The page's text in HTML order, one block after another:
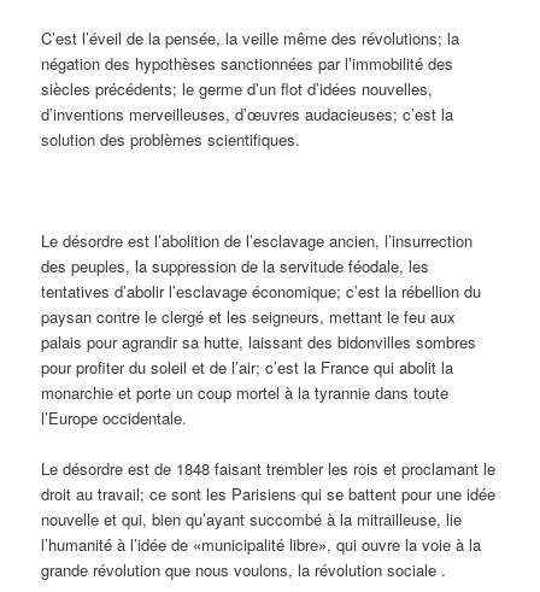
C’est l’éveil de la pensée, la veille même des révolutions; la
négation des hypothèses sanctionnées par l’immobilité des
siècles précédents; le germe d’un flot d’idées nouvelles,
d’inventions merveilleuses, d’œuvres audacieuses; c’est la
solution des problèmes scientifiques.
Le désordre est l’abolition de l’esclavage ancien, l’insurrection
des peuples, la suppression de la servitude féodale, les
tentatives d’abolir l’esclavage économique; c’est la rébellion du
paysan contre le clergé et les seigneurs, mettant le feu aux
palais pour agrandir sa hutte, laissant des bidonvilles sombres
pour profiter du soleil et de l’air; c’est la France qui abolit la
monarchie et porte un coup mortel à la tyrannie dans toute
l’Europe occidentale.
Le désordre est de 1848 faisant trembler les rois et proclamant le
droit au travail; ce sont les Parisiens qui se battent pour une idée
nouvelle et qui, bien qu’ayant succombé à la mitrailleuse, lie
l’humanité à l’idée de «municipalité libre», qui ouvre la voie à la
grande révolution que nous voulons, la révolution sociale .